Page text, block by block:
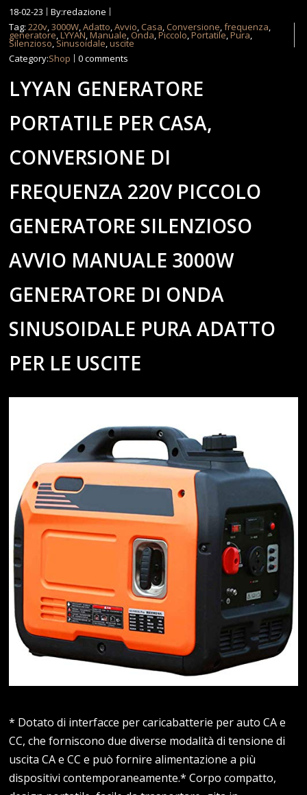
18-02-23
By:redazione
Tag:220v,3000W,Adatto,Avvio, Casa, Conversione,frequenza,
generatore,LYYAN,Manuale, Onda,Piccolo,Portatile,Pura,
Silenzioso,Sinusoidale,uscite
Category:Shop 0 comments
LYYAN GENERATORE
PORTATILE PER CASA,
CONVERSIONE DI
FREQUENZA 220V PICCOLO
GENERATORE SILENZIOSO
AVVIO MANUALE 3000W
GENERATORE DI ONDA
SINUSOIDALE PURA ADATTO
PER LE USCITE
* Dotato di interfacce per caricabatterie per auto CA e
CC, che forniscono due diverse modalità di tensione di
uscita CA e CC e può fornire alimentazione a più
dispositivi contemporaneamente.* Corpo compatto,